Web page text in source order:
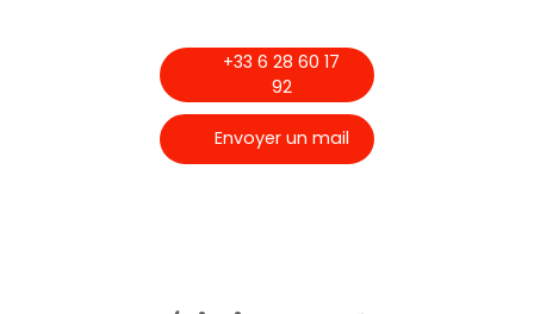
+33 6 28 60 17
92
Envoyer un mail